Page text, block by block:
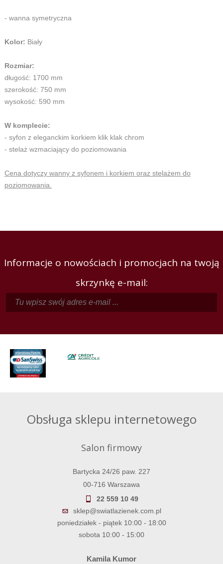
- wanna symetryczna
Kolor: Biały
Rozmiar:
długość: 1700 mm
szerokość: 750 mm
wysokość: 590 mm
W komplecie:
- syfon z eleganckim korkiem klik klak chrom
- stelaż wzmaciający do poziomowania
Cena dotyczy wanny z syfonem i korkiem oraz stelażem do
poziomowania.
Informacje o nowościach i promocjach na twoją
skrzynkę e-mail:
Obsługa sklepu internetowego
Salon firmowy
Bartycka 24/26 paw. 227
00-716 Warszawa
22 559 10 49
sklep@swiatlazienek.com.pl
poniedziałek - piątek 10:00 - 18:00
sobota 10:00 - 15:00
Kamila Kumor